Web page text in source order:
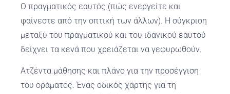
Ο πραγματικός εαυτός (πώς ενεργείτε και
φαίνεστε από την οπτική των άλλων). Η σύγκριση
μεταξύ του πραγματικού και του ιδανικού εαυτού
δείχνει τα κενά που χρειάζεται να γεφυρωθούν.
Ατζέντα μάθησης και πλάνο για την προσέγγιση
του οράματος. Ένας οδικός χάρτης για τη